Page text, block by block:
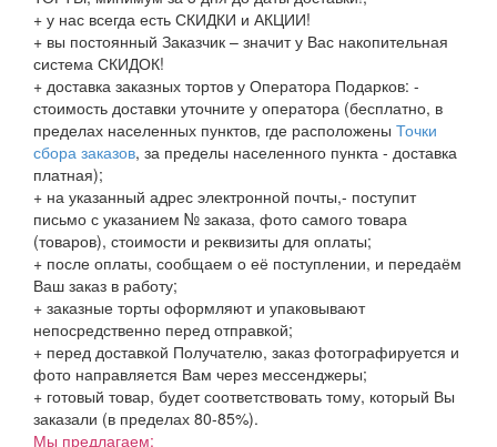
+ у нас всегда есть СКИДКИ и АКЦИИ!
+ вы постоянный Заказчик – значит у Вас накопительная
система СКИДОК!
+ доставка заказных тортов у Оператора Подарков: -
стоимость доставки уточните у оператора (бесплатно, в
пределах населенных пунктов, где расположены Точки
сбора заказов, за пределы населенного пункта - доставка
платная);
+ на указанный адрес электронной почты,- поступит
письмо с указанием № заказа, фото самого товара
(товаров), стоимости и реквизиты для оплаты;
+ после оплаты, сообщаем о её поступлении, и передаём
Ваш заказ в работу;
+ заказные торты оформляют и упаковывают
непосредственно перед отправкой;
+ перед доставкой Получателю, заказ фотографируется и
фото направляется Вам через мессенджеры;
+ готовый товар, будет соответствовать тому, который Вы
заказали (в пределах 80-85%).
Мы предлагаем: